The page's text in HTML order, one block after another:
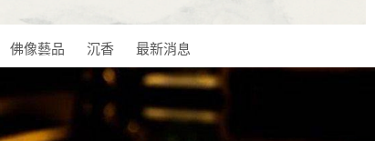
佛像藝品 沉香 最新消息